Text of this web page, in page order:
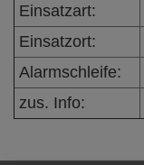
Einsatzart:
Einsatzort:
Alarmschleife:
zus. Info: